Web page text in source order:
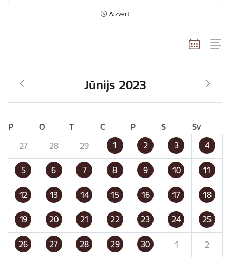
Aizvērt
Jūnijs 2023
P O T C P S
Sv
27
28 29 1 2 3 4
5 6 7 8 9 10 11
12 13 14 15 16 17 18
19 20 21 22 23 24 25
26 27 28 29 30 1 2